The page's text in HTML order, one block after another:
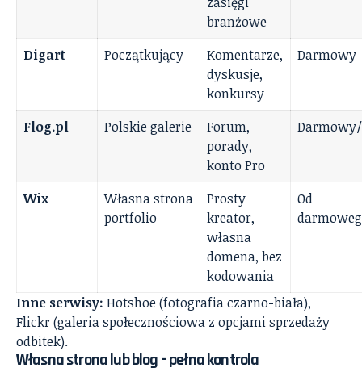
branżowe
Digart Początkujący
Komentarze,
dyskusje,
konkursy
Darmowy
Flog.pl Polskie galerie
Forum,
porady,
konto Pro
Wix
Własna strona
portfolio
Prosty
kreator,
własna
domena, bez
kodowania
Od
Inne serwisy: Hotshoe (fotografia czarno-biała),
Flickr (galeria społecznościowa z opcjami sprzedaży
odbitek).
Własna strona lub blog – pełna kontrola